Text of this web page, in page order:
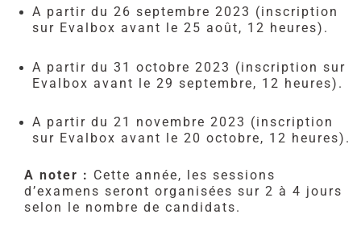
A partir du 26 septembre 2023 (inscription
sur Evalbox avant le 25 août, 12 heures).
A partir du 31 octobre 2023 (inscription sur
Evalbox avant le 29 septembre, 12 heures).
A partir du 21 novembre 2023 (inscription
sur Evalbox avant le 20 octobre, 12 heures).
A noter : Cette année, les sessions
d’examens seront organisées sur 2 à 4 jours
selon le nombre de candidats.